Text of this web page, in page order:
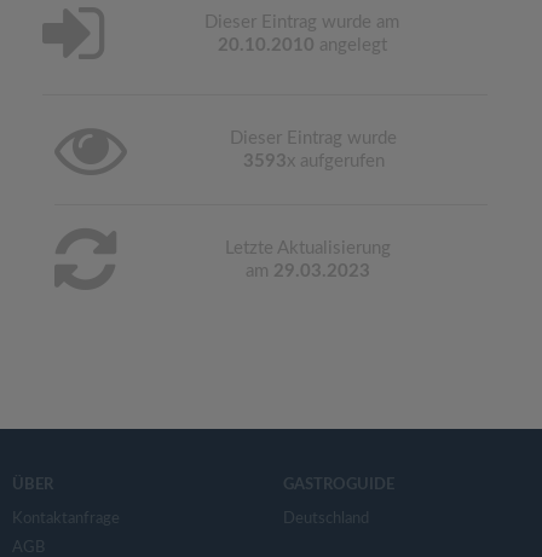
Dieser Eintrag wurde am
20.10.2010 angelegt
Dieser Eintrag wurde
3593x aufgerufen
Letzte Aktualisierung
am 29.03.2023
ÜBER
Kontaktanfrage
AGB
GASTROGUIDE
Deutschland